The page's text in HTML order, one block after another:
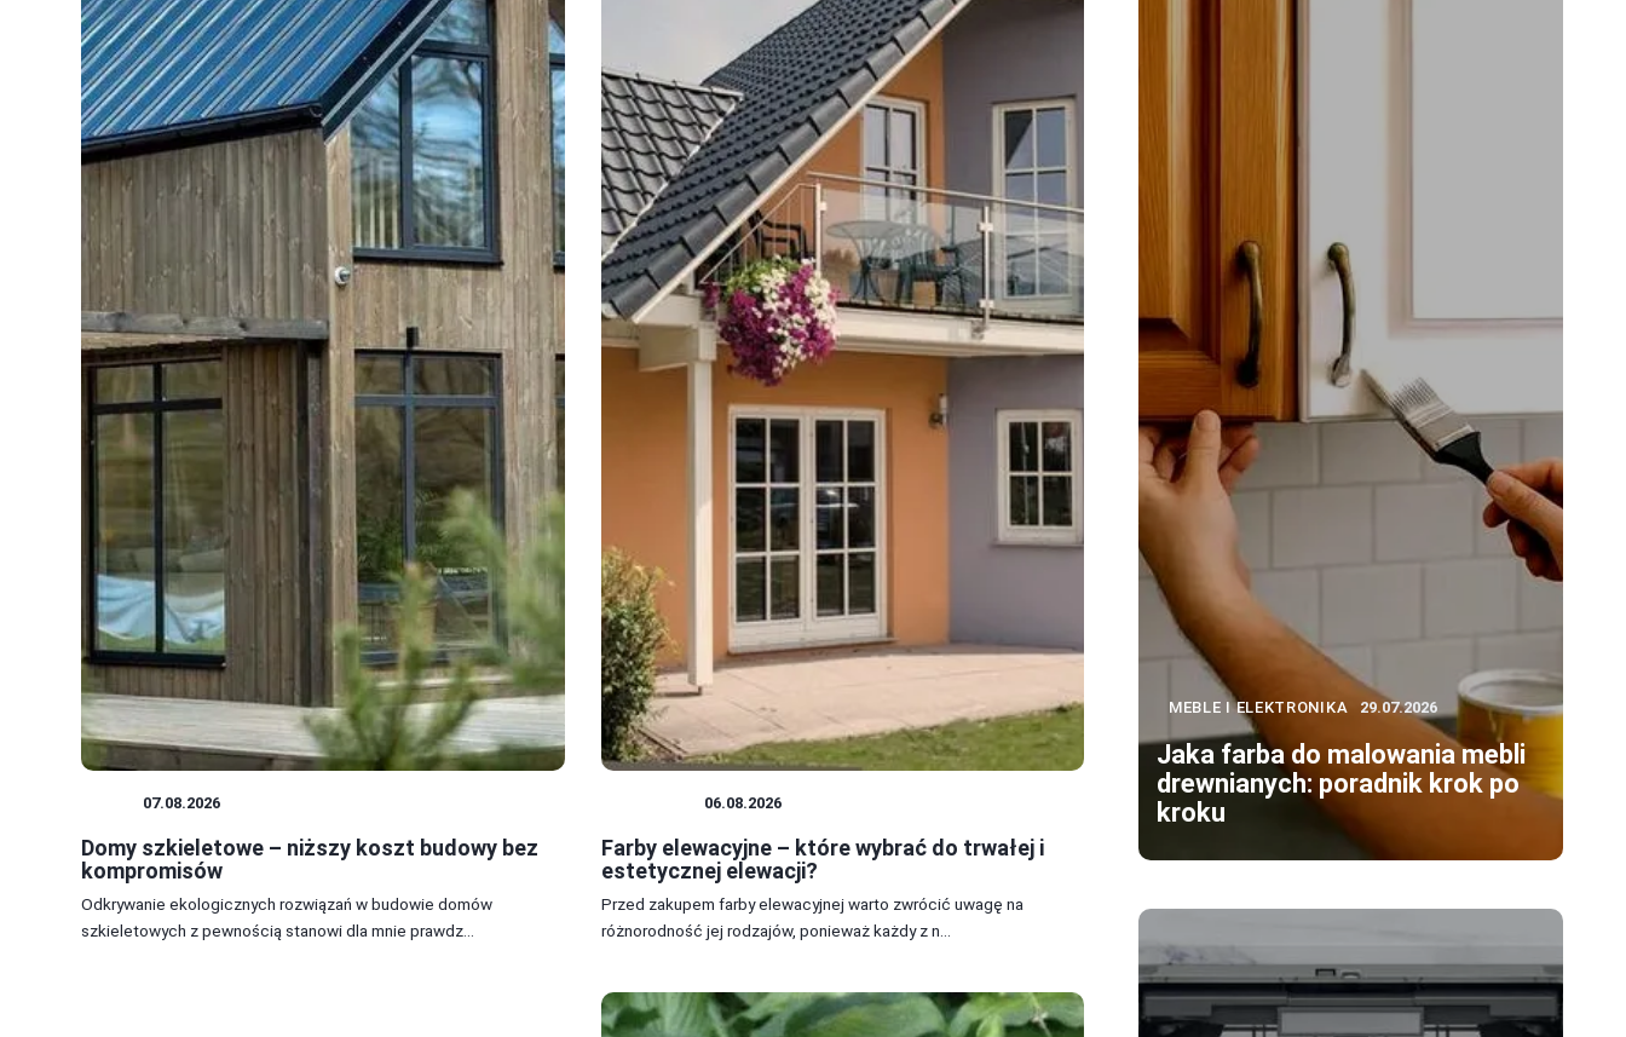
07.08.2026
Domy szkieletowe – niższy koszt budowy bez
kompromisów
Odkrywanie ekologicznych rozwiązań w budowie domów
szkieletowych z pewnością stanowi dla mnie prawdz...
06.08.2026
Farby elewacyjne – które wybrać do trwałej i
estetycznej elewacji?
Przed zakupem farby elewacyjnej warto zwrócić uwagę na
różnorodność jej rodzajów, ponieważ każdy z n...
MEBLE I ELEKTRONIKA 29.07.2026
Jaka farba do malowania mebli
drewnianych: poradnik krok po
kroku